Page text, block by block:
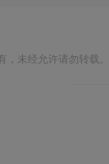
未经允许请勿转载。